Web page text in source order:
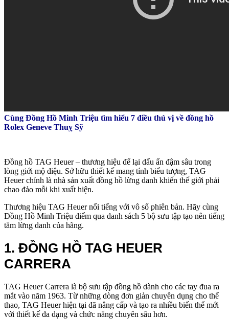
Cùng Đồng Hồ Minh Triệu tìm hiểu 7 điều thú vị về đồng hồ
Rolex Geneve Thuỵ Sỹ
Đồng hồ TAG Heuer – thương hiệu để lại dấu ấn đậm sâu trong
lòng giới mộ điệu. Sở hữu thiết kế mang tính biểu tượng, TAG
Heuer chính là nhà sản xuất đồng hồ lừng danh khiến thế giới phải
chao đảo mỗi khi xuất hiện.
Thương hiệu TAG Heuer nổi tiếng với vô số phiên bản. Hãy cùng
Đồng Hồ Minh Triệu điểm qua danh sách 5 bộ sưu tập tạo nên tiếng
tăm lừng danh của hãng.
1. ĐỒNG HỒ TAG HEUER
CARRERA
TAG Heuer Carrera là bộ sưu tập đồng hồ dành cho các tay đua ra
mắt vào năm 1963. Từ những dòng đơn giản chuyên dụng cho thể
thao, TAG Heuer hiện tại đã nâng cấp và tạo ra nhiều biến thể mới
với thiết kế đa dạng và chức năng chuyên sâu hơn.